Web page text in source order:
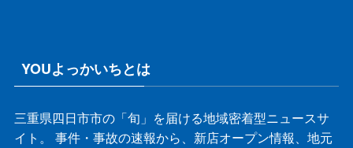
YOUよっかいちとは
三重県四日市市の「旬」を届ける地域密着型ニュースサ
イト。 事件・事故の速報から、新店オープン情報、地元